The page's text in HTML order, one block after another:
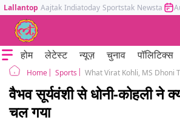
Lallantop Aajtak Indiatoday Sportstak Newstak
होम लेटेस्ट न्यूज़ चुनाव पॉलिटिक्स
Home Sports
वैभव सूर्यवंशी से धोनी-कोहली ने
चल गया